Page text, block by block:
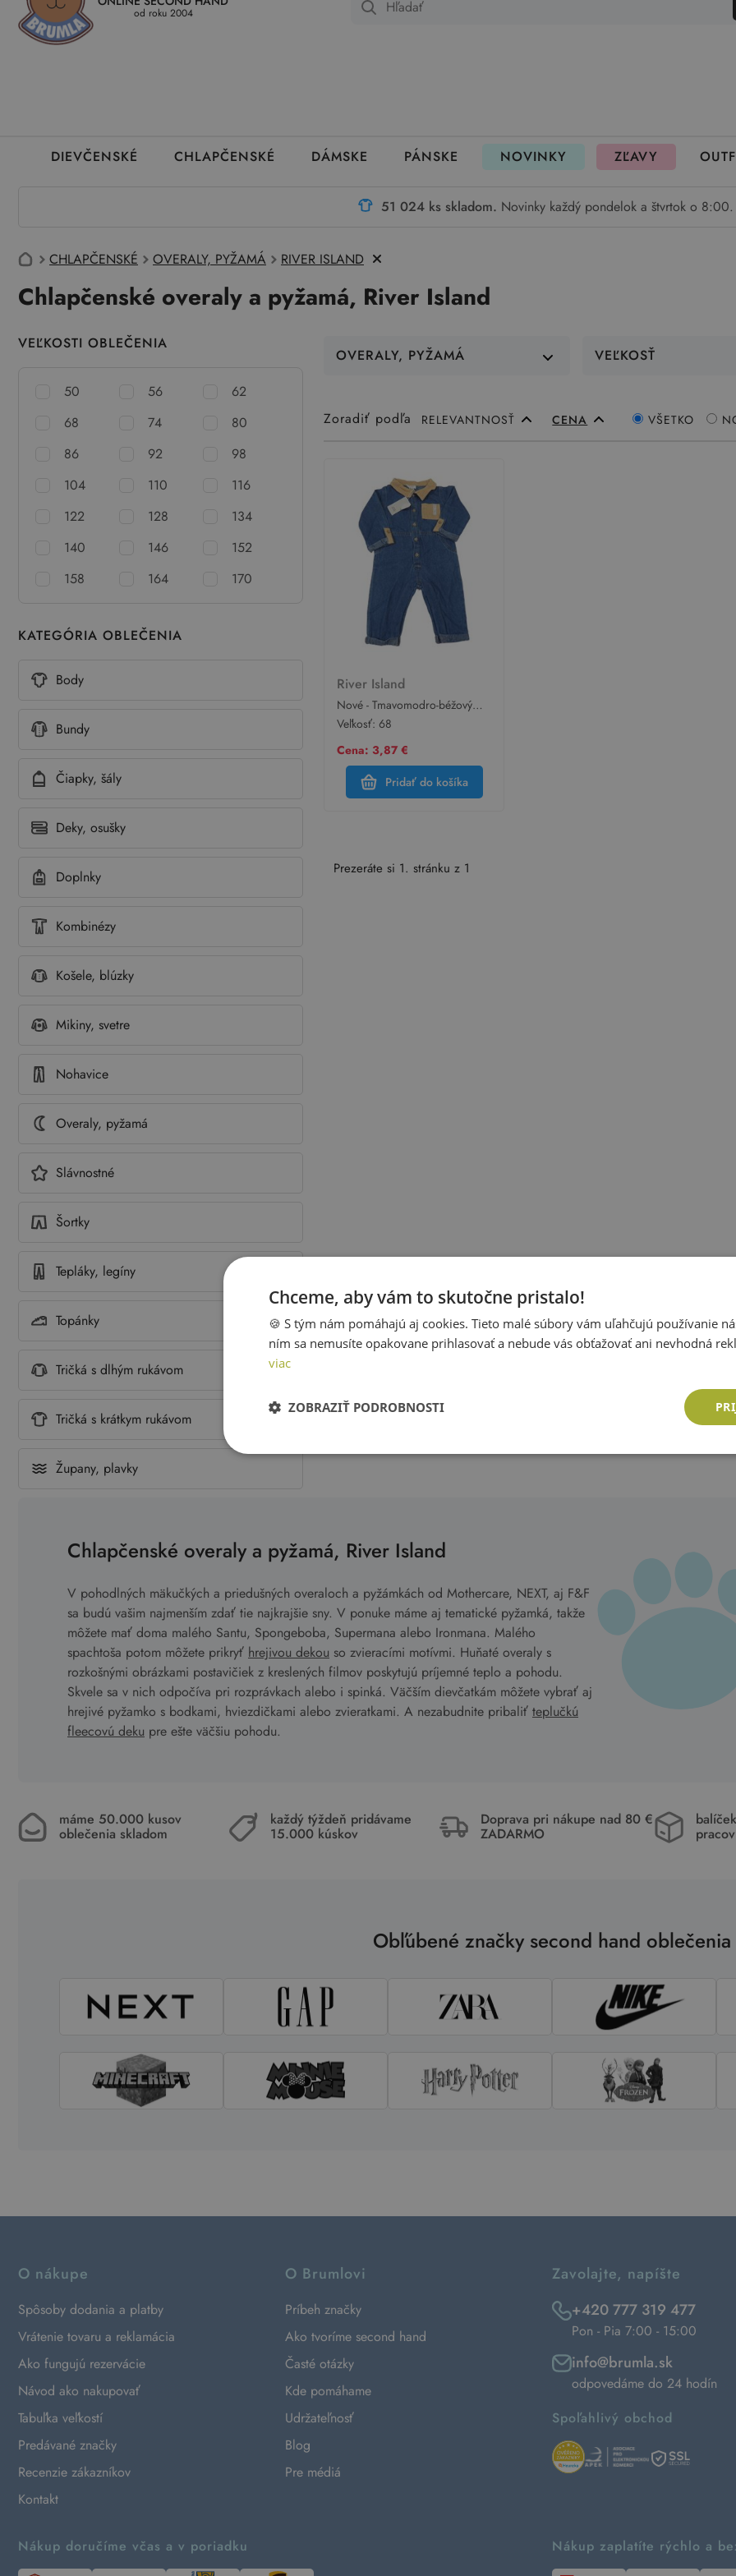
Kedy a ako dostanem tovar Ako môžem vrátiť oblečenie Ako fungujú rezervácie
od roku 2004
DIEVČENSKÉ CHLAPČENSKÉ DÁMSKE PÁNSKE NOVINKY ZĽAVY
51 024 ks skladom. Novinky každý pondelok a štvrtok o 8:00.
CHLAPČENSKÉ OVERALY, PYŽAMÁ RIVER ISLAND
Chlapčenské overaly a pyžamá, River Island
VEĽKOSTI OBLEČENIA
50 56
62
68
74
80
86
92
98
104
110
116
122
128
134
140
146
152
158
164 170
KATEGÓRIA OBLEČENIA
Body
Bundy
Čiapky, šály
Deky, osušky
Doplnky
Kombinézy
Košele, blúzky
Mikiny, svetre
Nohavice
Overaly, pyžamá
Slávnostné
Šortky
Tepláky, legíny
Topánky
Tričká s dlhým rukávom
Tričká s krátkym rukávom
Župany, plavky
OVERALY, PYŽAMÁ VEĽKOSŤ
Zoradiť podľa RELEVANTNOSŤ CENA VŠETKO
River Island
Nové - Tmavomodro-béžový
rifľový overal s nápisom River
Veľkosť: 68
Cena: 3,87 €
Pridať do košíka
Prezeráte si 1. stránku z 1
Chlapčenské overaly a pyžamá, River Island
V pohodlných mäkučkých a priedušných overaloch a pyžámkách od Mothercare, NEXT, aj F&F
sa budú vašim najmenším zdať tie najkrajšie sny. V ponuke máme aj tematické pyžamká, takže
môžete mať doma malého Santu, Spongeboba, Supermana alebo Ironmana. Malého
spachtoša potom môžete prikryť hrejivou dekou so zvieracími motívmi. Huňaté overaly s
rozkošnými obrázkami postavičiek z kreslených filmov poskytujú príjemné teplo a pohodu.
Skvele sa v nich odpočíva pri rozprávkach alebo i spinká. Väčším dievčatkám môžete vybrať aj
hrejivé pyžamko s bodkami, hviezdičkami alebo zvieratkami. A nezabudnite pribaliť teplučkú
fleecovú deku pre ešte väčšiu pohodu.
máme 50.000 kusov
oblečenia skladom
každý týždeň pridávame
15.000 kúskov
Doprava pri nákupe nad 80 €
ZADARMO
Obľúbené značky second hand oblečenia
O nákupe
Spôsoby dodania a platby
Vrátenie tovaru a reklamácia
Ako fungujú rezervácie
Návod ako nakupovať
Tabuľka veľkostí
Predávané značky
Recenzie zákazníkov
Kontakt
O Brumlovi
Príbeh značky
Ako tvoríme second hand
Časté otázky
Kde pomáhame
Udržateľnosť
Blog
Pre médiá
Zavolajte, napíšte
+420 777 319 477
Pon - Pia 7:00 - 15:00
info@brumla.sk
odpovedáme do 24 hodín
Spoľahlivý obchod
Nákup doručíme včas a v poriadku Nákup zaplatíte rýchlo a
Chceme, aby vám to skutočne pristalo!
🍪 S tým nám pomáhajú aj cookies. Tieto malé súbory vám uľahčujú používanie
ním sa nemusíte opakovane prihlasovať a nebude vás obťažovať ani nevhodná
viac
ZOBRAZIŤ PODROBNOSTI